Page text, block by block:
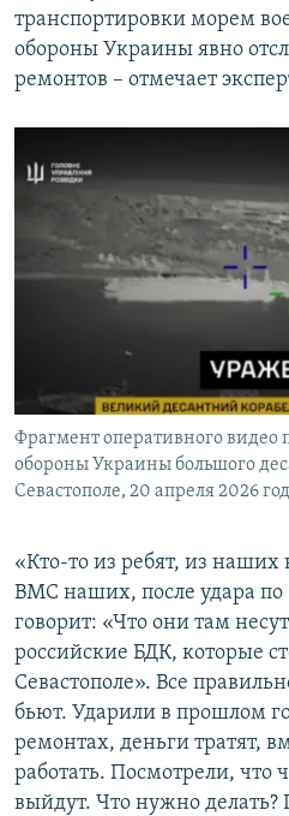
транспортировки морем
обороны Украины явно
ремонтов – отмечает
Фрагмент оперативного
обороны Украины большого
Севастополе, 20 апреля 2026
«Кто-то из ребят, из наших
ВМС наших, после удара по
говорит: «Что они там
российские БДК, которые
Севастополе». Все
бьют. Ударили в прошлом
ремонтах, деньги тратят,
работать. Посмотрели, что
выйдут. Что нужно